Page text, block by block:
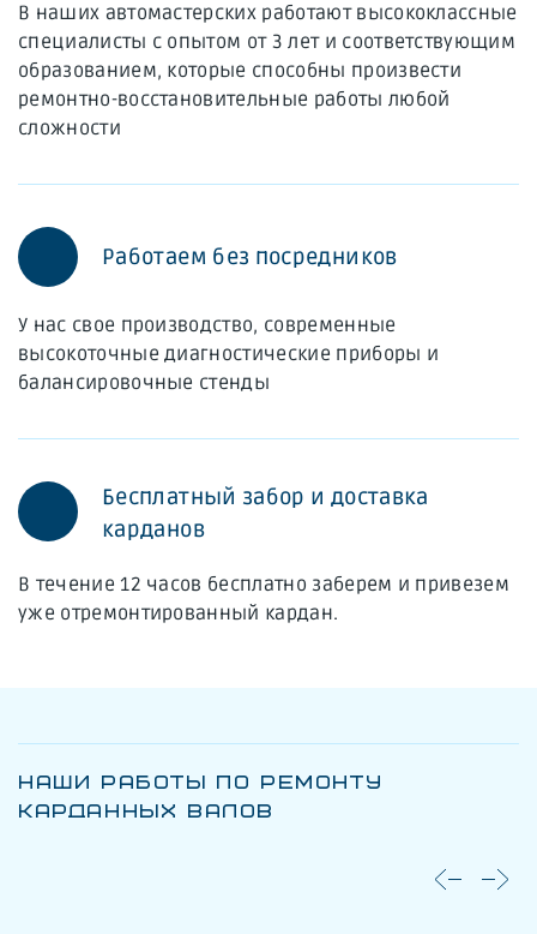
В наших автомастерских работают высококлассные
специалисты с опытом от 3 лет и соответствующим
образованием, которые способны произвести
ремонтно-восстановительные работы любой
сложности
Работаем без посредников
У нас свое производство, современные
высокоточные диагностические приборы и
балансировочные стенды
Бесплатный забор и доставка
карданов
В течение 12 часов бесплатно заберем и привезем
уже отремонтированный кардан.
НАШИ РАБОТЫ ПО РЕМОНТУ
КАРДАННЫХ ВАЛОВ